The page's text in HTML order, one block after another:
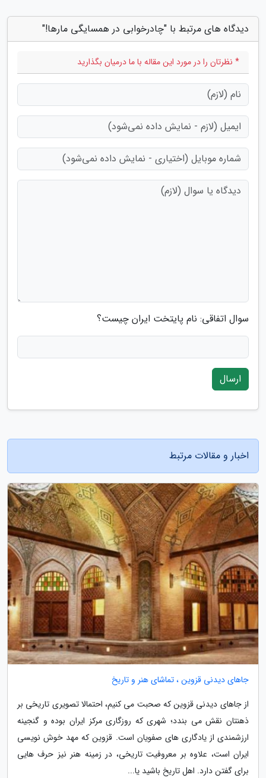
دیدگاه های مرتبط با "چادرخوابی در همسایگی مارها!"
* نظرتان را در مورد این مقاله با ما درمیان بگذارید
سوال اتفاقی: نام پایتخت ایران چیست؟
ارسال
اخبار و مقالات مرتبط
جاهای دیدنی قزوین ، تماشای هنر و تاریخ
از جاهای دیدنی قزوین که صحبت می کنیم، احتمالا تصویری تاریخی بر
ذهنتان نقش می بندد؛ شهری که روزگاری مرکز ایران بوده و گنجینه
ارزشمندی از یادگاری های صفویان است. قزوین که مهد خوش نویسی
ایران است، علاوه بر معروفیت تاریخی، در زمینه هنر نیز حرف هایی
برای گفتن دارد. اهل تاریخ باشید یا...